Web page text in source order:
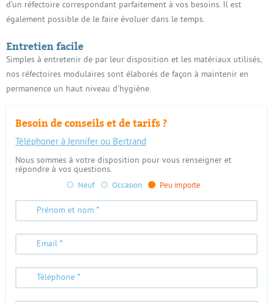
d’un réfectoire correspondant parfaitement à vos besoins. Il est
également possible de le faire évoluer dans le temps.
Entretien facile
Simples à entretenir de par leur disposition et les matériaux utilisés,
nos réfectoires modulaires sont élaborés de façon à maintenir en
permanence un haut niveau d'hygiène.
Besoin de conseils et de tarifs ?
Téléphoner à Jennifer ou Bertrand
Nous sommes à votre disposition pour vous renseigner et
répondre à vos questions.
Neuf Occasion Peu importe